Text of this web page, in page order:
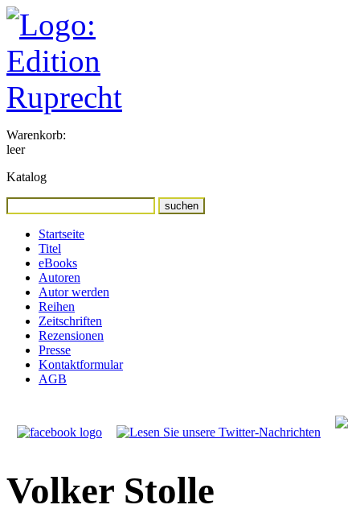
Warenkorb:
leer
Katalog
Startseite
Titel
eBooks
Autoren
Autor werden
Reihen
Zeitschriften
Rezensionen
Presse
Kontaktformular
AGB
Volker Stolle